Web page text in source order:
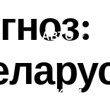
АВТО
НАУКА И